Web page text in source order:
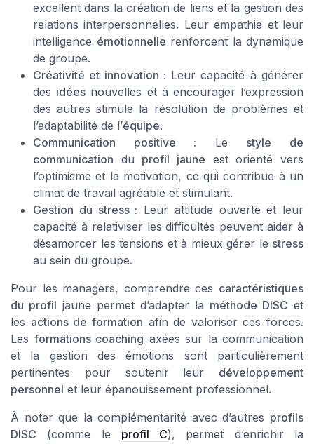
excellent dans la création de liens et la gestion des
relations interpersonnelles. Leur empathie et leur
intelligence émotionnelle renforcent la dynamique
de groupe.
Créativité et innovation : Leur capacité à générer
des idées nouvelles et à encourager l’expression
des autres stimule la résolution de problèmes et
l’adaptabilité de l’équipe.
Communication positive : Le style de
communication du profil jaune est orienté vers
l’optimisme et la motivation, ce qui contribue à un
climat de travail agréable et stimulant.
Gestion du stress : Leur attitude ouverte et leur
capacité à relativiser les difficultés peuvent aider à
désamorcer les tensions et à mieux gérer le stress
au sein du groupe.
Pour les managers, comprendre ces caractéristiques
du profil jaune permet d’adapter la méthode DISC et
les actions de formation afin de valoriser ces forces.
Les formations coaching axées sur la communication
et la gestion des émotions sont particulièrement
pertinentes pour soutenir leur développement
personnel et leur épanouissement professionnel.
À noter que la complémentarité avec d’autres profils
DISC (comme le profil C), permet d’enrichir la